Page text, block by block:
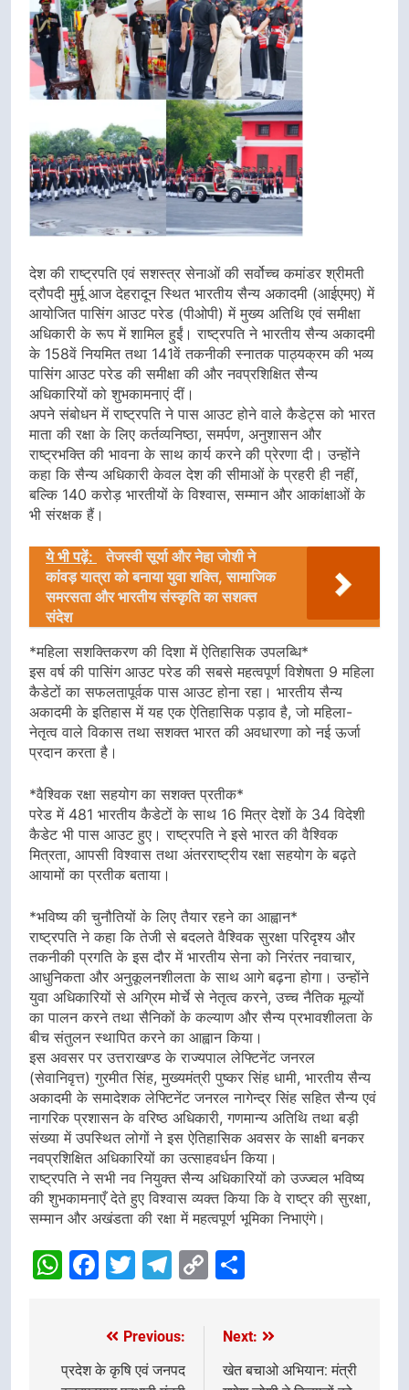
देश की राष्ट्रपति एवं सशस्त्र सेनाओं की सर्वोच्च कमांडर श्रीमती
द्रौपदी मुर्मू आज देहरादून स्थित भारतीय सैन्य अकादमी (आईएमए) में
आयोजित पासिंग आउट परेड (पीओपी) में मुख्य अतिथि एवं समीक्षा
अधिकारी के रूप में शामिल हुईं। राष्ट्रपति ने भारतीय सैन्य अकादमी
के 158वें नियमित तथा 141वें तकनीकी स्नातक पाठ्यक्रम की भव्य
पासिंग आउट परेड की समीक्षा की और नवप्रशिक्षित सैन्य
अधिकारियों को शुभकामनाएं दीं।
अपने संबोधन में राष्ट्रपति ने पास आउट होने वाले कैडेट्स को भारत
माता की रक्षा के लिए कर्तव्यनिष्ठा, समर्पण, अनुशासन और
राष्ट्रभक्ति की भावना के साथ कार्य करने की प्रेरणा दी। उन्होंने
कहा कि सैन्य अधिकारी केवल देश की सीमाओं के प्रहरी ही नहीं,
बल्कि 140 करोड़ भारतीयों के विश्वास, सम्मान और आकांक्षाओं के
भी संरक्षक हैं।
ये भी पढ़ें:
तेजस्वी सूर्या और नेहा जोशी ने
कांवड़ यात्रा को बनाया युवा शक्ति, सामाजिक
समरसता और भारतीय संस्कृति का सशक्त
संदेश
*महिला सशक्तिकरण की दिशा में ऐतिहासिक उपलब्धि*
इस वर्ष की पासिंग आउट परेड की सबसे महत्वपूर्ण विशेषता 9 महिला
कैडेटों का सफलतापूर्वक पास आउट होना रहा। भारतीय सैन्य
अकादमी के इतिहास में यह एक ऐतिहासिक पड़ाव है, जो महिला-
नेतृत्व वाले विकास तथा सशक्त भारत की अवधारणा को नई ऊर्जा
प्रदान करता है।
*वैश्विक रक्षा सहयोग का सशक्त प्रतीक*
परेड में 481 भारतीय कैडेटों के साथ 16 मित्र देशों के 34 विदेशी
कैडेट भी पास आउट हुए। राष्ट्रपति ने इसे भारत की वैश्विक
मित्रता, आपसी विश्वास तथा अंतरराष्ट्रीय रक्षा सहयोग के बढ़ते
आयामों का प्रतीक बताया।
*भविष्य की चुनौतियों के लिए तैयार रहने का आह्वान*
राष्ट्रपति ने कहा कि तेजी से बदलते वैश्विक सुरक्षा परिदृश्य और
तकनीकी प्रगति के इस दौर में भारतीय सेना को निरंतर नवाचार,
आधुनिकता और अनुकूलनशीलता के साथ आगे बढ़ना होगा। उन्होंने
युवा अधिकारियों से अग्रिम मोर्चे से नेतृत्व करने, उच्च नैतिक मूल्यों
का पालन करने तथा सैनिकों के कल्याण और सैन्य प्रभावशीलता के
बीच संतुलन स्थापित करने का आह्वान किया।
इस अवसर पर उत्तराखण्ड के राज्यपाल लेफ्टिनेंट जनरल
(सेवानिवृत्त) गुरमीत सिंह, मुख्यमंत्री पुष्कर सिंह धामी, भारतीय सैन्य
अकादमी के समादेशक लेफ्टिनेंट जनरल नागेन्द्र सिंह सहित सैन्य एवं
नागरिक प्रशासन के वरिष्ठ अधिकारी, गणमान्य अतिथि तथा बड़ी
संख्या में उपस्थित लोगों ने इस ऐतिहासिक अवसर के साक्षी बनकर
नवप्रशिक्षित अधिकारियों का उत्साहवर्धन किया।
राष्ट्रपति ने सभी नव नियुक्त सैन्य अधिकारियों को उज्ज्वल भविष्य
की शुभकामनाएँ देते हुए विश्वास व्यक्त किया कि वे राष्ट्र की सुरक्षा,
सम्मान और अखंडता की रक्षा में महत्वपूर्ण भूमिका निभाएंगे।
WhatsApp
Facebook
Twitter
Telegram
Copy
navigation
Previous:
प्रदेश के कृषि एवं जनपद
Next:
खेत बचाओ अभियान: मंत्री